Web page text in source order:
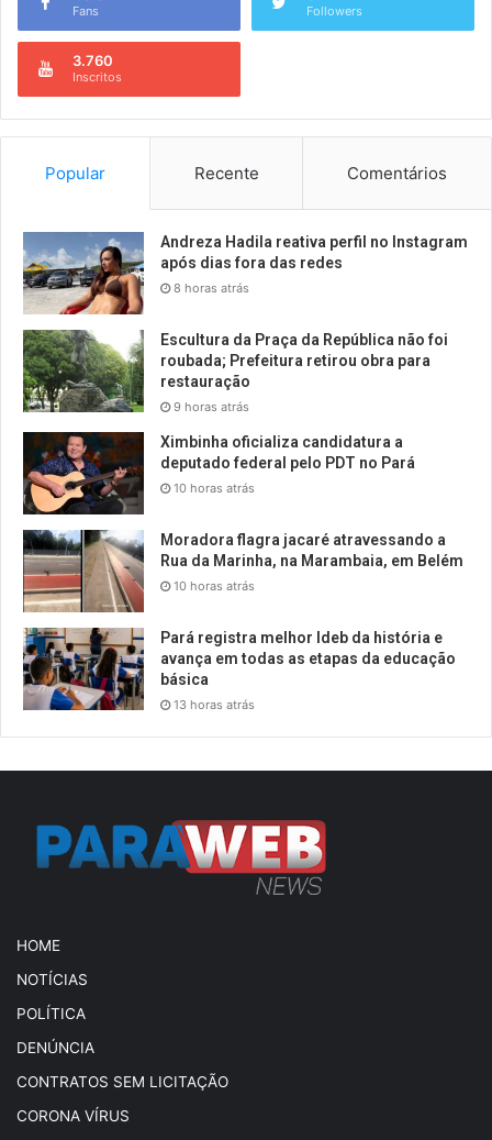
Fans Followers
3.760
Inscritos
Popular Recente Comentários
Andreza Hadila reativa perfil no Instagram
após dias fora das redes
8 horas atrás
Escultura da Praça da República não foi
roubada; Prefeitura retirou obra para
restauração
9 horas atrás
Ximbinha oficializa candidatura a
deputado federal pelo PDT no Pará
10 horas atrás
Moradora flagra jacaré atravessando a
Rua da Marinha, na Marambaia, em Belém
10 horas atrás
Pará registra melhor Ideb da história e
avança em todas as etapas da educação
básica
13 horas atrás
HOME
NOTÍCIAS
POLÍTICA
DENÚNCIA
CONTRATOS SEM LICITAÇÃO
CORONA VÍRUS